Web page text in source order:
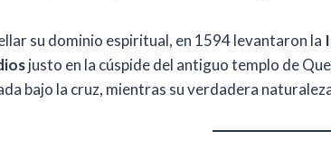
su dominio espiritual, en 1594 levantaron la
justo en la cúspide del antiguo templo de
bajo la cruz, mientras su verdadera